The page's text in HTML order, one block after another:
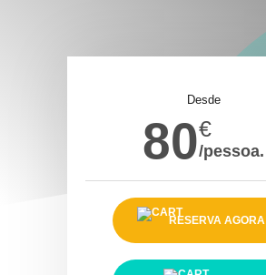
Desde
80€
/pessoa.
RESERVA AGORA